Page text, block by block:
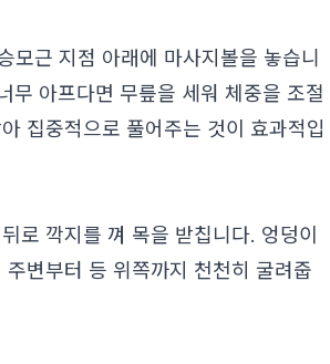
모근 지점 아래에 마사지볼을 놓습니
무 아프다면 무릎을 세워 체중을 조절
집중적으로 풀어주는 것이 효과적입
로 깍지를 껴 목을 받칩니다. 엉덩이
변부터 등 위쪽까지 천천히 굴려줍